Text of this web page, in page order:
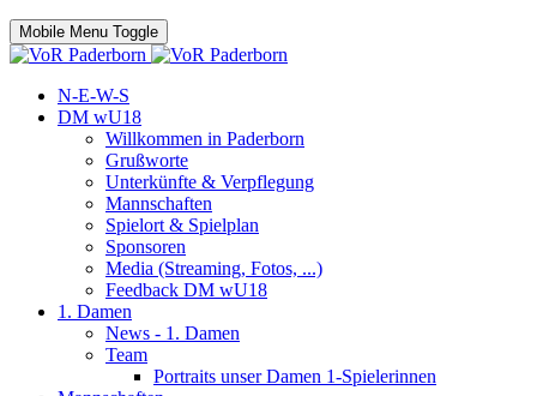
Mobile Menu Toggle
N-E-W-S
DM wU18
Willkommen in Paderborn
Grußworte
Unterkünfte & Verpflegung
Mannschaften
Spielort & Spielplan
Sponsoren
Media (Streaming, Fotos, ...)
Feedback DM wU18
1. Damen
News - 1. Damen
Team
Portraits unser Damen 1-Spielerinnen